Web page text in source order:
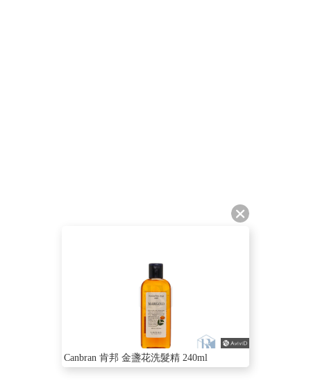
Canbran 肯邦 金盞花洗髮精 240ml